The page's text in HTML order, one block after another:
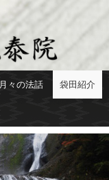
月々の法話 袋田紹介